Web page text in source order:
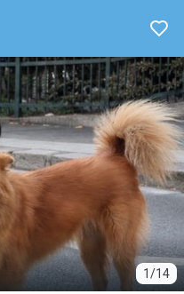
1/14